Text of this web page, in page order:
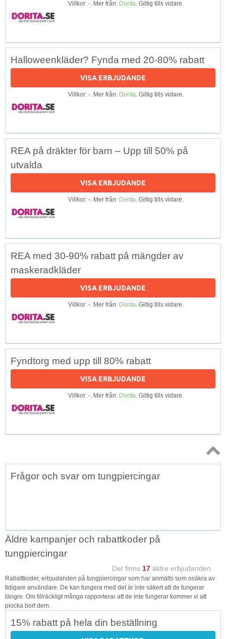
Villkor: -. Mer från: Dorita. Giltig tills vidare.
Halloweenkläder? Fynda med 20-80% rabatt
VISA ERBJUDANDE
Villkor: -. Mer från: Dorita. Giltig tills vidare.
REA på dräkter för barn – Upp till 50% på
utvalda
VISA ERBJUDANDE
Villkor: -. Mer från: Dorita. Giltig tills vidare.
REA med 30-90% rabatt på mängder av
maskeradkläder
VISA ERBJUDANDE
Villkor: -. Mer från: Dorita. Giltig tills vidare.
Fyndtorg med upp till 80% rabatt
VISA ERBJUDANDE
Villkor: -. Mer från: Dorita. Giltig tills vidare.
Topp
Frågor och svar om tungpiercingar
Äldre kampanjer och rabattkoder på
tungpiercingar
Det finns 17 äldre erbjudanden
Rabattkoder, erbjudanden på tungpiercingar som har anmälts som osäkra av
tidigare användare. De kan fungera med det är inte säkert att de fungerar
längre. Om tillräckligt många rapporterar att de inte fungerar kommer vi att
plocka bort dem.
15% rabatt på hela din beställning